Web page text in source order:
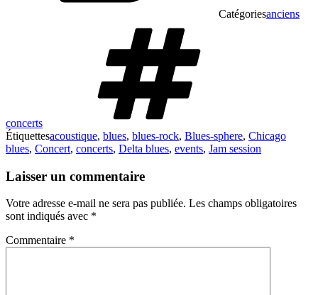
Catégoriesanciens
concerts
Étiquettesacoustique, blues, blues-rock, Blues-sphere, Chicago
blues, Concert, concerts, Delta blues, events, Jam session
Laisser un commentaire
Votre adresse e-mail ne sera pas publiée. Les champs obligatoires
sont indiqués avec *
Commentaire *